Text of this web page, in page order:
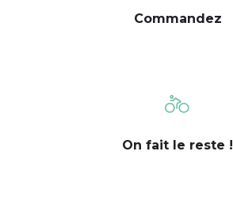
Commandez
On fait le reste !